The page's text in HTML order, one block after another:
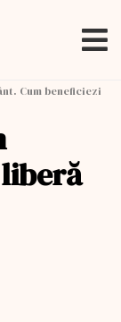
Cum beneficiezi